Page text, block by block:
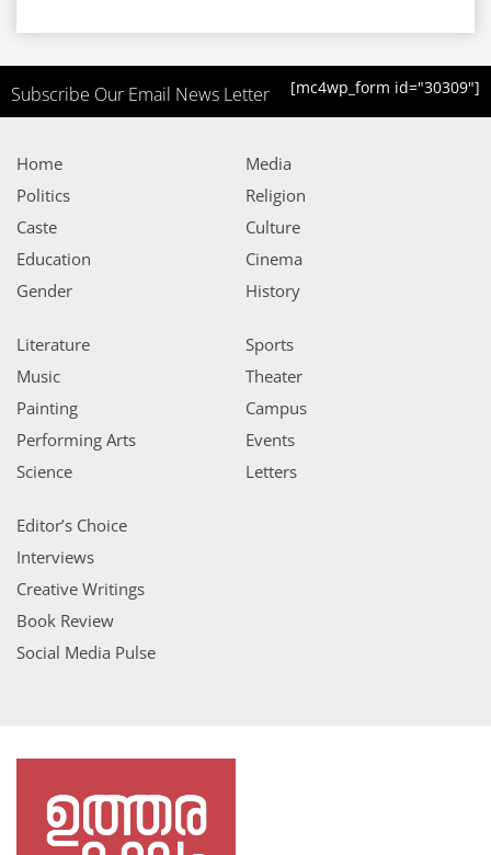
Subscribe Our Email News Letter [mc4wp_form id="30309"]
Home
Politics
Caste
Education
Gender
Media
Religion
Culture
Cinema
History
Literature
Music
Painting
Performing Arts
Science
Sports
Theater
Campus
Events
Letters
Editor’s Choice
Interviews
Creative Writings
Book Review
Social Media Pulse